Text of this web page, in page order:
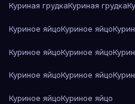
Куриная грудкаКуриная грудка
Куриное яйцоКуриное яйцо
Куриное яйцоКуриное яйцо
Куриное яйцоКуриное яйцо
Куриное яйцоКуриное яйцо